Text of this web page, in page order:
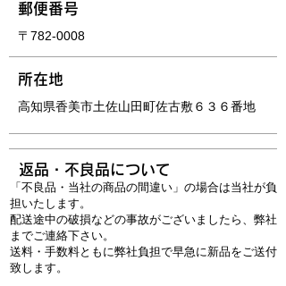
郵便番号
〒782-0008
所在地
高知県香美市土佐山田町佐古敷６３６番地
返品・不良品について
「不良品・当社の商品の間違い」の場合は当社が負
担いたします。
配送途中の破損などの事故がございましたら、弊社
までご連絡下さい。
送料・手数料ともに弊社負担で早急に新品をご送付
致します。